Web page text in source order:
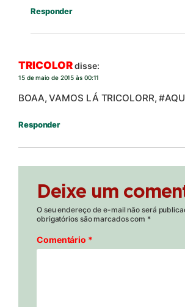
Responder
TRICOLORdisse:
15 de maio de 2015 às 00:11
BOAA, VAMOS LÁ TRICOLORR,
Responder
Deixe um
O seu endereço de e-mail não será
obrigatórios são marcados com *
Comentário *